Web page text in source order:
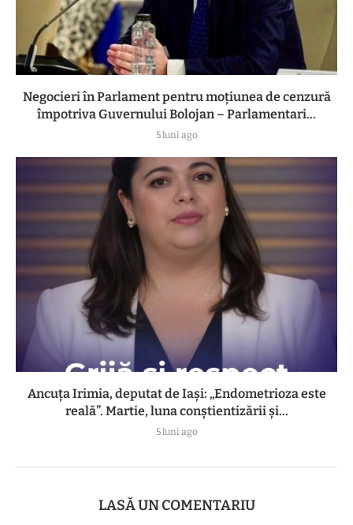
Negocieri în Parlament pentru moțiunea de cenzură
împotriva Guvernului Bolojan – Parlamentari...
5 luni ago
Ancuța Irimia, deputat de Iași: „Endometrioza este
reală”. Martie, luna conștientizării și...
5 luni ago
LASĂ UN COMENTARIU